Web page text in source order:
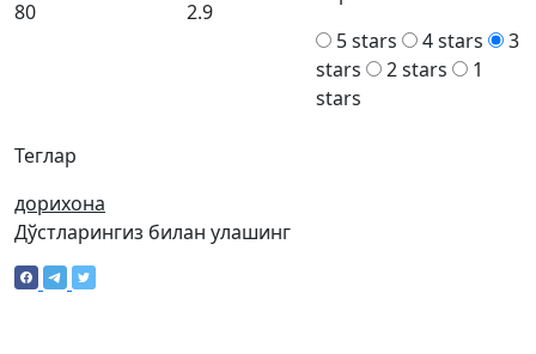
Теглар
дорихона
80
2.9
5 stars
4 stars
3
stars
2 stars
1
stars
Дўстларингиз билан улашинг